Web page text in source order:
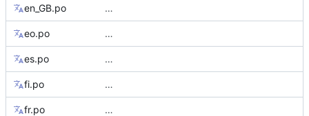
en_GB.po …
eo.po …
es.po …
fi.po …
fr.po …